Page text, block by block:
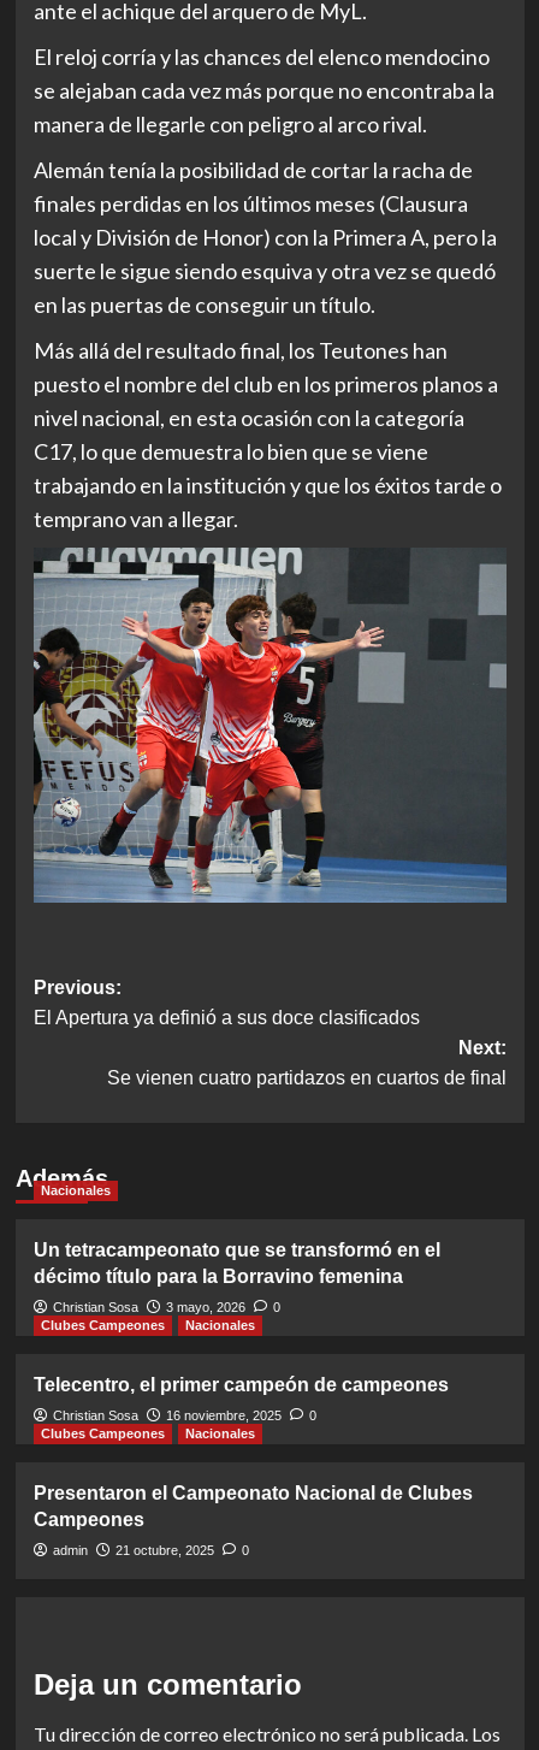
ante el achique del arquero de MyL.
El reloj corría y las chances del elenco mendocino
se alejaban cada vez más porque no encontraba la
manera de llegarle con peligro al arco rival.
Alemán tenía la posibilidad de cortar la racha de
finales perdidas en los últimos meses (Clausura
local y División de Honor) con la Primera A, pero la
suerte le sigue siendo esquiva y otra vez se quedó
en las puertas de conseguir un título.
Más allá del resultado final, los Teutones han
puesto el nombre del club en los primeros planos a
nivel nacional, en esta ocasión con la categoría
C17, lo que demuestra lo bien que se viene
trabajando en la institución y que los éxitos tarde o
temprano van a llegar.
Post
navigation
Previous:
El Apertura ya definió a sus doce clasificados
Next:
Se vienen cuatro partidazos en cuartos de final
Además
Nacionales
Un tetracampeonato que se transformó en el
décimo título para la Borravino femenina
Christian Sosa 3 mayo, 2026
0
Clubes Campeones
Nacionales
Telecentro, el primer campeón de campeones
Christian Sosa 16 noviembre, 2025
0
Clubes Campeones
Nacionales
Presentaron el Campeonato Nacional de Clubes
Campeones
admin 21 octubre, 2025 0
Deja un comentario
Tu dirección de correo electrónico no será publicada. Los